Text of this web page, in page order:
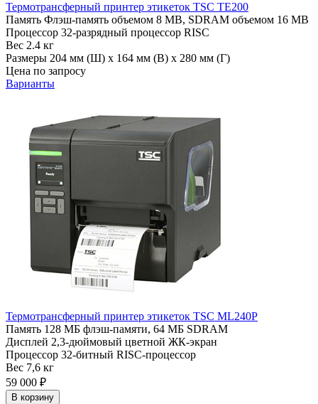
Термотрансферный принтер этикеток TSC TE200
Память Флэш-память объемом 8 MB, SDRAM объемом 16 MB
Процессор 32-разрядный процессор RISC
Вес 2.4 кг
Размеры 204 мм (Ш) x 164 мм (В) x 280 мм (Г)
Цена по запросу
Варианты
Термотрансферный принтер этикеток TSC ML240P
Память 128 МБ флэш-памяти, 64 МБ SDRAM
Дисплей 2,3-дюймовый цветной ЖК-экран
Процессор 32-битный RISC-процессор
Вес 7,6 кг
59 000 ₽
В корзину